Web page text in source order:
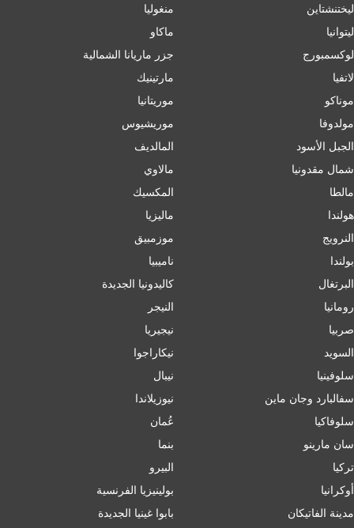
ليختنشتاين
ليتوانيا
لوكسمبورج
لاتفيا
موناكو
مولدوفا
الجبل الأسود
شمال مقدونيا
مالطا
هولندا
النرويج
بولندا
البرتغال
رومانيا
صربيا
السويد
سلوفينيا
سفالبارد وجان ماين
سلوفاكيا
سان مارينو
تركيا
أوكرانيا
مدينة الفاتيكان
منغوليا
ماكاو
جزر ماريانا الشمالية
مارتينيك
موريتانيا
موريشيوس
المالديف
مالاوي
المكسيك
ماليزيا
موزمبيق
ناميبيا
كاليدونيا الجديدة
النيجر
نيجيريا
نيكاراجوا
نيبال
نيوزيلاندا
عُمان
بنما
البيرو
بولينيزيا الفرنسية
بابوا غينيا الجديدة